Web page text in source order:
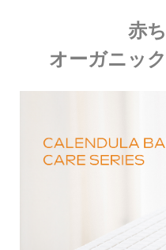
赤
オーガニッ